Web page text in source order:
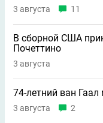
3 августа 11
В сборной США
Почеттино
3 августа
74-летний ван
3 августа 2